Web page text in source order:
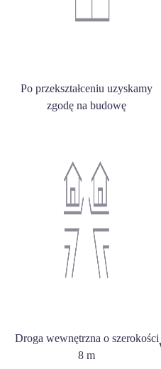
Po przekształceniu uzyskamy
zgodę na budowę
Droga wewnętrzna o szerokości
8 m